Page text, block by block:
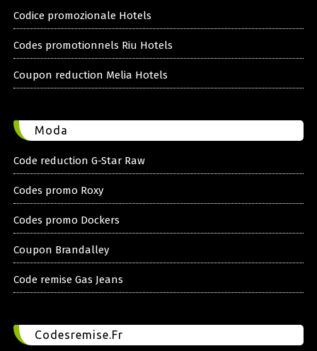
Codice promozionale Hotels
Codes promotionnels Riu Hotels
Coupon reduction Melia Hotels
Moda
Code reduction G-Star Raw
Codes promo Roxy
Codes promo Dockers
Coupon Brandalley
Code remise Gas Jeans
Codesremise.Fr